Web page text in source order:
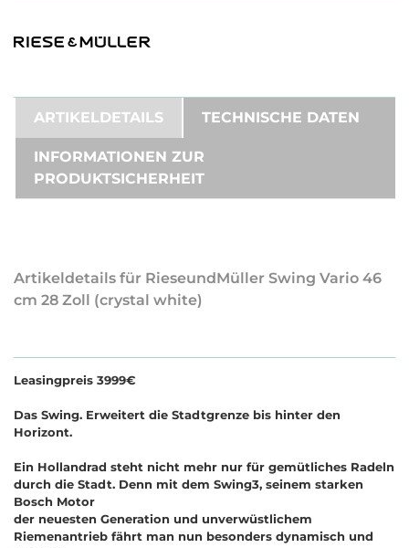
ARTIKELDETAILS TECHNISCHE DATEN
INFORMATIONEN ZUR
PRODUKTSICHERHEIT
Artikeldetails für RieseundMüller Swing Vario 46
cm 28 Zoll (crystal white)
Leasingpreis 3999€
Das Swing. Erweitert die Stadtgrenze bis hinter den
Horizont.
Ein Hollandrad steht nicht mehr nur für gemütliches Radeln
durch die Stadt. Denn mit dem Swing3, seinem starken
Bosch Motor
der neuesten Generation und unverwüstlichem
Riemenantrieb fährt man nun besonders dynamisch und